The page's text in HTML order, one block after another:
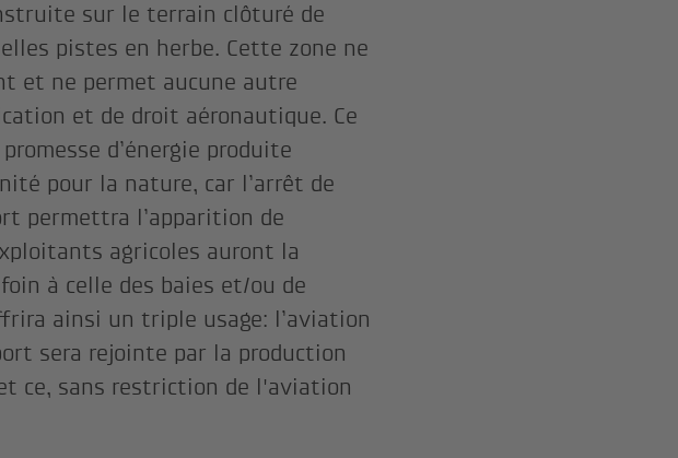
sur le terrain clôturé de
pistes en herbe. Cette zone ne
et ne permet aucune autre
et de droit aéronautique. Ce
d’énergie produite
pour la nature, car l’arrêt de
permettra l’apparition de
agricoles auront la
à celle des baies et/ou de
ainsi un triple usage: l’aviation
sera rejointe par la production
ce, sans restriction de l'aviation